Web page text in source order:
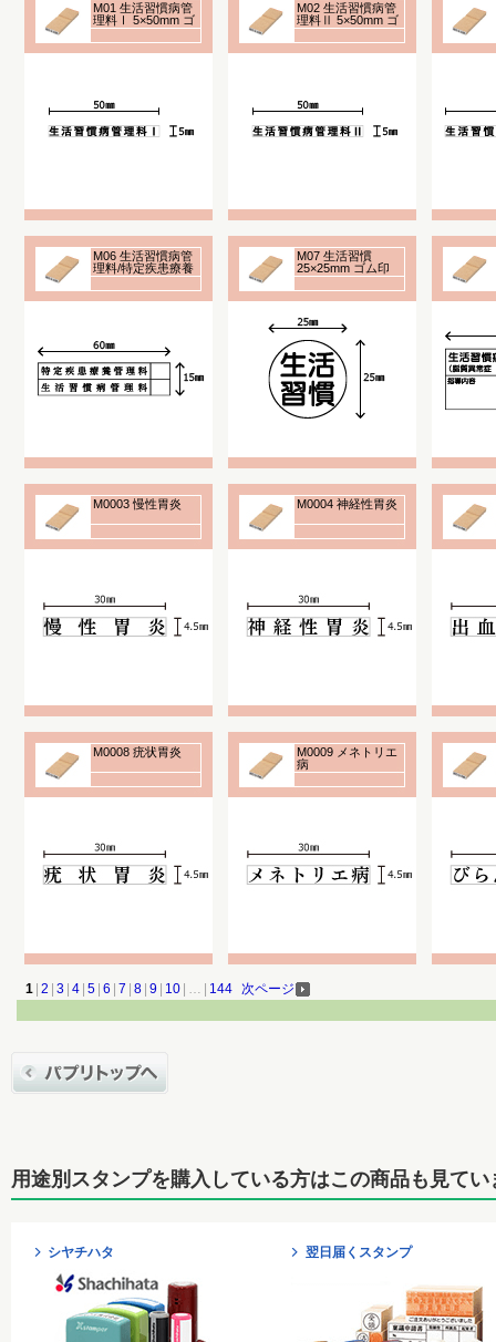
M01 生活習慣病管
理料Ⅰ 5×50mm ゴ
ム印
M02 生活習慣病管
理料Ⅱ 5×50mm ゴ
ム印
M06 生活習慣病管
理料/特定疾患療養
管理料 15×60mm
ゴム印
M07 生活習慣
25×25mm ゴム印
M0003 慢性胃炎 M0004 神経性胃炎
M0008 疣状胃炎
M0009 メネトリエ
病
1 2 3 4 5 6 7 8 9 10 … 144 次ページ
用途別スタンプを購入している方はこの商品も見てい
シヤチハタ 翌日届くスタンプ